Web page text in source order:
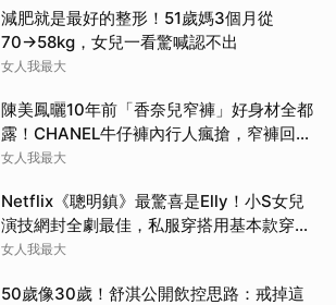
減肥就是最好的整形！51歲媽3個月從
70→58kg，女兒一看驚喊認不出
女人我最大
陳美鳳曬10年前「香奈兒窄褲」好身材全都
露！CHANEL牛仔褲內行人瘋搶，窄褲回歸
必看這幾條
女人我最大
Netflix《聰明鎮》最驚喜是Elly！小S女兒
演技網封全劇最佳，私服穿搭用基本款穿出
高級感
女人我最大
50歲像30歲！舒淇公開飲控思路：戒掉這